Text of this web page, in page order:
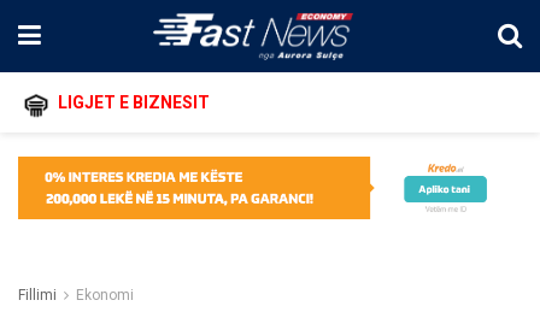
LIGJET E BIZNESIT
Fillimi Ekonomi